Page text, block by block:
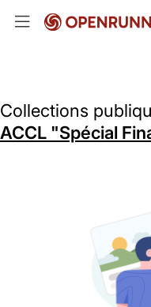
Collections
ACCL "Spécial